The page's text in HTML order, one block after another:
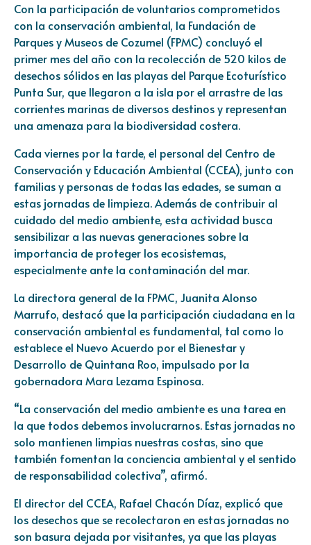
Con la participación de voluntarios comprometidos
con la conservación ambiental, la Fundación de
Parques y Museos de Cozumel (FPMC) concluyó el
primer mes del año con la recolección de 520 kilos de
desechos sólidos en las playas del Parque Ecoturístico
Punta Sur, que llegaron a la isla por el arrastre de las
corrientes marinas de diversos destinos y representan
una amenaza para la biodiversidad costera.
Cada viernes por la tarde, el personal del Centro de
Conservación y Educación Ambiental (CCEA), junto con
familias y personas de todas las edades, se suman a
estas jornadas de limpieza. Además de contribuir al
cuidado del medio ambiente, esta actividad busca
sensibilizar a las nuevas generaciones sobre la
importancia de proteger los ecosistemas,
especialmente ante la contaminación del mar.
La directora general de la FPMC, Juanita Alonso
Marrufo, destacó que la participación ciudadana en la
conservación ambiental es fundamental, tal como lo
establece el Nuevo Acuerdo por el Bienestar y
Desarrollo de Quintana Roo, impulsado por la
gobernadora Mara Lezama Espinosa.
“La conservación del medio ambiente es una tarea en
la que todos debemos involucrarnos. Estas jornadas no
solo mantienen limpias nuestras costas, sino que
también fomentan la conciencia ambiental y el sentido
de responsabilidad colectiva”, afirmó.
El director del CCEA, Rafael Chacón Díaz, explicó que
los desechos que se recolectaron en estas jornadas no
son basura dejada por visitantes, ya que las playas